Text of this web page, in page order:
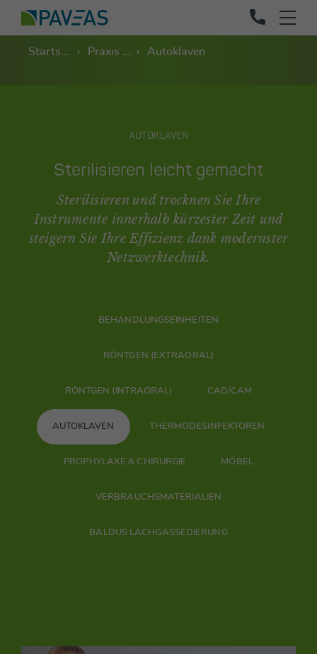
Startseite Praxis und Labor Autoklaven
AUTOKLAVEN
Sterilisieren leicht gemacht
Sterilisieren und trocknen Sie Ihre
Instrumente innerhalb kürzester Zeit und
steigern Sie Ihre Effizienz dank modernster
Netzwerktechnik.
BEHANDLUNGSEINHEITEN
RÖNTGEN (EXTRAORAL)
RÖNTGEN (INTRAORAL) CAD/CAM
AUTOKLAVEN THERMODESINFEKTOREN
PROPHYLAXE & CHIRURGIE MÖBEL
VERBRAUCHSMATERIALIEN
BALDUS LACHGASSEDIERUNG